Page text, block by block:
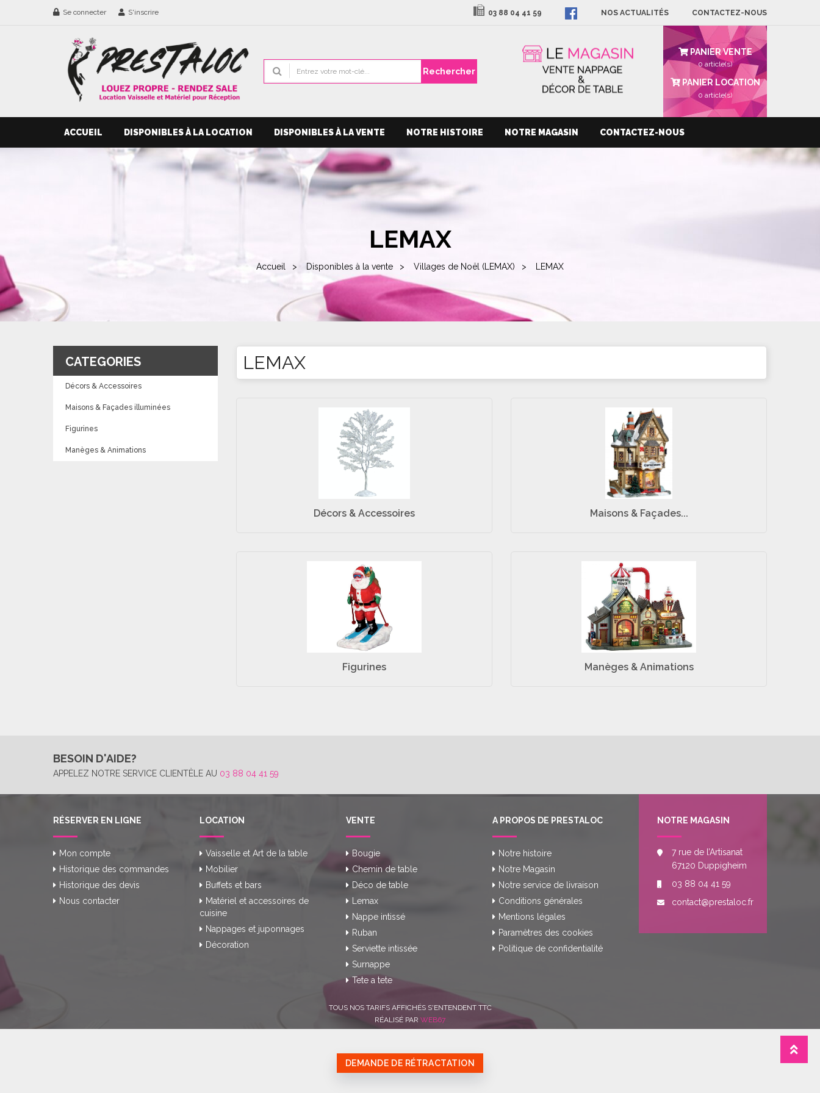
Se connecter S'inscrire 03 88 04 41 59 NOS ACTUALITÉS CONTACTEZ-NOUS
Rechercher
PANIER VENTE
0 article(s)
PANIER LOCATION
0 article(s)
ACCUEIL DISPONIBLES À LA LOCATION DISPONIBLES À LA VENTE NOTRE HISTOIRE NOTRE MAGASIN CONTACTEZ-NOUS
LEMAX
Accueil Disponibles à la vente Villages de Noël (LEMAX) LEMAX
CATEGORIES
Décors & Accessoires
Maisons & Façades illuminées
Figurines
Manèges & Animations
LEMAX
Décors & Accessoires Maisons & Façades...
Figurines Manèges & Animations
BESOIN D'AIDE?
APPELEZ NOTRE SERVICE CLIENTÈLE AU 03 88 04 41 59
RÉSERVER EN LIGNE
Mon compte
Historique des commandes
Historique des devis
Nous contacter
LOCATION
Vaisselle et Art de la table
Mobilier
Buffets et bars
Matériel et accessoires de
cuisine
Nappages et juponnages
Décoration
VENTE
Bougie
Chemin de table
Déco de table
Lemax
Nappe intissé
Ruban
Serviette intissée
Surnappe
Tete a tete
A PROPOS DE PRESTALOC
Notre histoire
Notre Magasin
Notre service de livraison
Conditions générales
Mentions légales
Paramètres des cookies
Politique de confidentialité
NOTRE MAGASIN
7 rue de l’Artisanat
67120 Duppigheim
03 88 04 41 59
contact@prestaloc.fr
TOUS NOS TARIFS AFFICHÉS S'ENTENDENT TTC
RÉALISÉ PAR WEB67
DEMANDE DE RÉTRACTATION